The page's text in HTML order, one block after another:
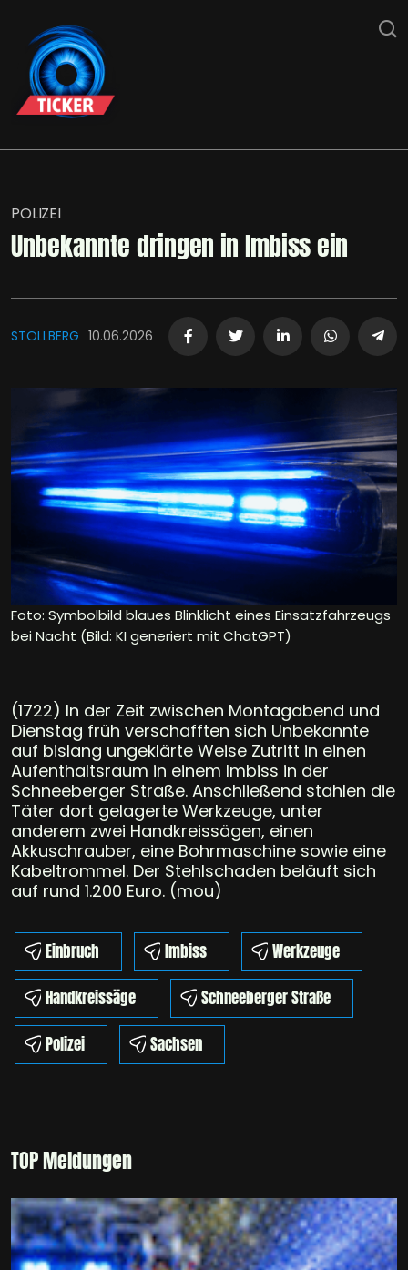
POLIZEI
Unbekannte dringen in Imbiss ein
STOLLBERG 10.06.2026
Foto: Symbolbild blaues Blinklicht eines Einsatzfahrzeugs
bei Nacht (Bild: KI generiert mit ChatGPT)
(1722) In der Zeit zwischen Montagabend und
Dienstag früh verschafften sich Unbekannte
auf bislang ungeklärte Weise Zutritt in einen
Aufenthaltsraum in einem Imbiss in der
Schneeberger Straße. Anschließend stahlen die
Täter dort gelagerte Werkzeuge, unter
anderem zwei Handkreissägen, einen
Akkuschrauber, eine Bohrmaschine sowie eine
Kabeltrommel. Der Stehlschaden beläuft sich
auf rund 1.200 Euro. (mou)
Einbruch Imbiss
Werkzeuge
Handkreissäge
Schneeberger Straße
Polizei
Sachsen
TOP Meldungen